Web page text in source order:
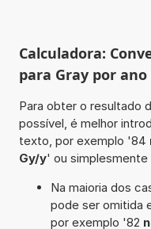
Calculadora:
para Gray por
Para obter o resultado
possível, é melhor
texto, por exemplo '84
Gy/y' ou
Na maioria dos
pode ser omitida
por exemplo '82